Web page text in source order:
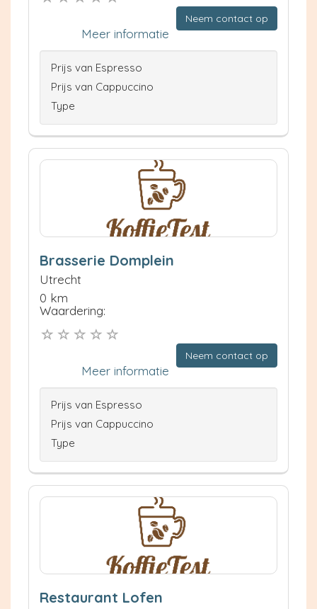
Neem contact op
Meer informatie
Prijs van Espresso
Prijs van Cappuccino
Type
Brasserie Domplein
Utrecht
0 km
Waardering:
Neem contact op
Meer informatie
Prijs van Espresso
Prijs van Cappuccino
Type
Restaurant Lofen